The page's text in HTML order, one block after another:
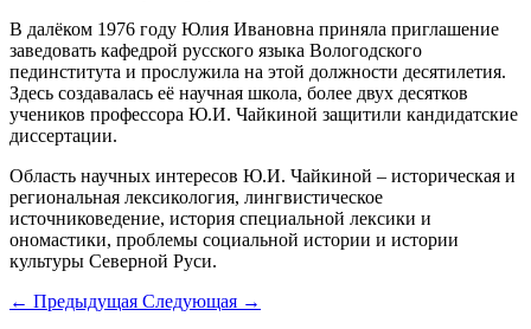
В далёком 1976 году Юлия Ивановна приняла приглашение
заведовать кафедрой русского языка Вологодского
пединститута и прослужила на этой должности десятилетия.
Здесь создавалась её научная школа, более двух десятков
учеников профессора Ю.И. Чайкиной защитили кандидатские
диссертации.
Область научных интересов Ю.И. Чайкиной – историческая и
региональная лексикология, лингвистическое
источниковедение, история специальной лексики и
ономастики, проблемы социальной истории и истории
культуры Северной Руси.
← Предыдущая Следующая →